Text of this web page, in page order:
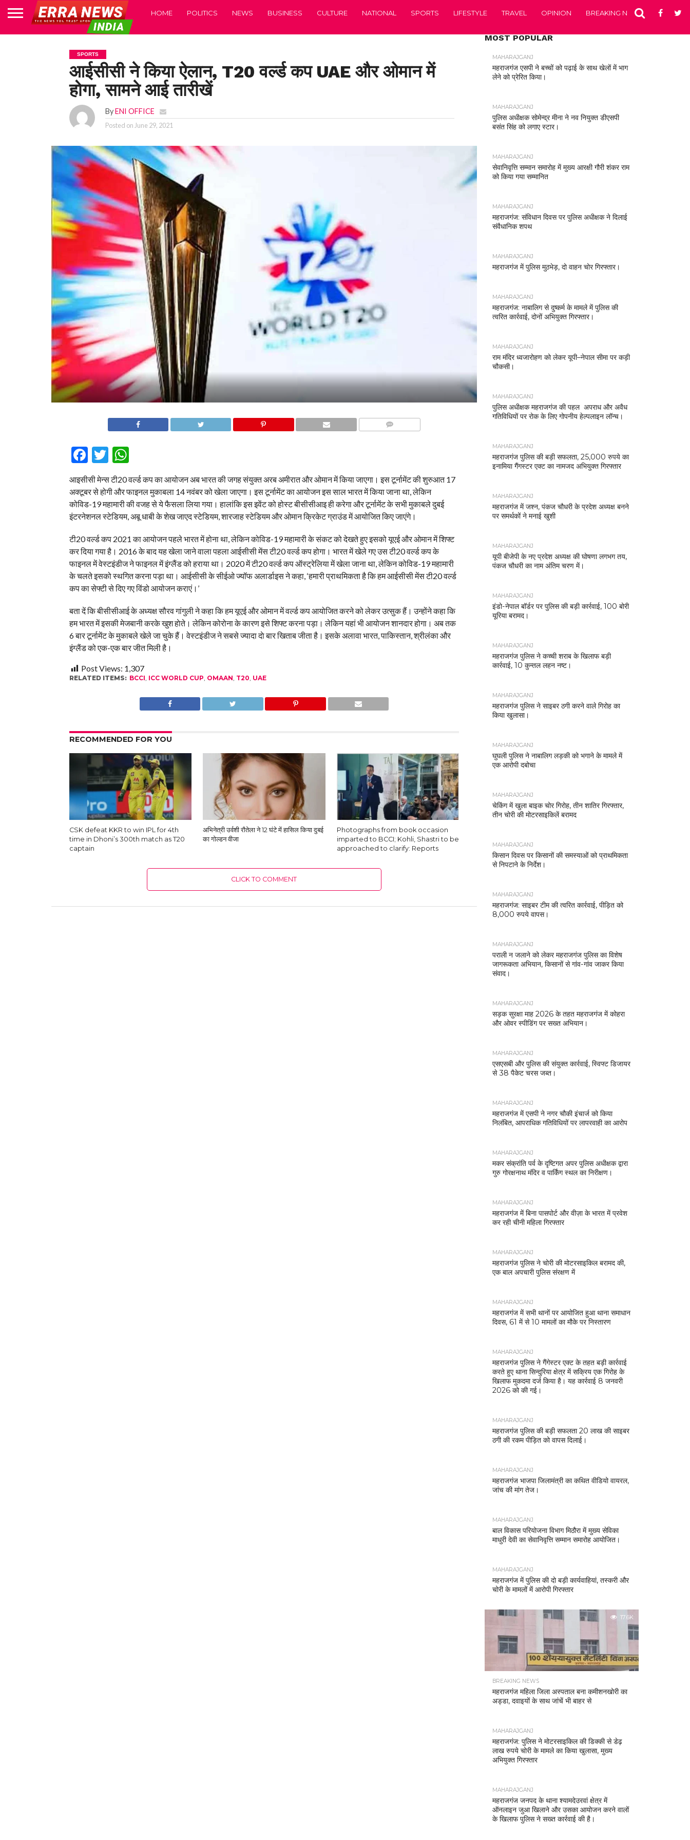
HOME POLITICS NEWS BUSINESS CULTURE NATIONAL SPORTS LIFESTYLE TRAVEL OPINION BREAKING NEWS
SPORTS
आईसीसी ने किया ऐलान, T20 वर्ल्ड कप UAE और ओमान में
होगा, सामने आई तारीखें
ByENI OFFICE
Posted on June 29, 2021
Facebook
Twitter
WhatsApp
आइसीसी मेन्स टी20 वर्ल्ड कप का आयोजन अब भारत की जगह संयुक्त अरब अमीरात और ओमान में किया जाएगा। इस टूर्नामेंट की शुरुआत 17
अक्टूबर से होगी और फाइनल मुकाबला 14 नवंबर को खेला जाएगा। इस टूर्नामेंट का आयोजन इस साल भारत में किया जाना था, लेकिन
कोविड-19 महामारी की वजह से ये फैसला लिया गया। हालांकि इस इवेंट को होस्ट बीसीसीआइ ही करेगा और टूर्नामेंट के सभी मुकाबले दुबई
इंटरनेशनल स्टेडियम, अबू धाबी के शेख जाएद स्टेडियम, शारजाह स्टेडियम और ओमान क्रिकेट ग्राउंड में आयोजित किए जाएंगे।
टी20 वर्ल्ड कप 2021 का आयोजन पहले भारत में होना था, लेकिन कोविड-19 महामारी के संकट को देखते हुए इसको यूएई और ओमान में शिफ्ट
कर दिया गया है। 2016 के बाद यह खेला जाने वाला पहला आईसीसी मेंस टी20 वर्ल्ड कप होगा। भारत में खेले गए उस टी20 वर्ल्ड कप के
फाइनल में वेस्टइंडीज ने फाइनल में इंग्लैंड को हराया था। 2020 में टी20 वर्ल्ड कप ऑस्ट्रेलिया में खेला जाना था, लेकिन कोविड-19 महामारी
के चलते इसको स्थगित करना पड़ा था। आईसीसी के सीईओ ज्यॉफ अलार्डाइस ने कहा, ‘हमारी प्राथमिकता है कि हम आईसीसी मेंस टी20 वर्ल्ड
कप का सेफ्टी से दिए गए विंडो आयोजन कराएं।’
बता दें कि बीसीसीआई के अध्यक्ष सौरव गांगुली ने कहा कि हम यूएई और ओमान में वर्ल्ड कप आयोजित करने को लेकर उत्सुक हैं। उन्होंने कहा कि
हम भारत में इसकी मेजबानी करके खुश हाेते। लेकिन कोरोना के कारण इसे शिफ्ट करना पड़ा। लेकिन यहां भी आयोजन शानदार होगा। अब तक
6 बार टूर्नामेंट के मुकाबले खेले जा चुके हैं। वेस्टइंडीज ने सबसे ज्यादा दाे बार खिताब जीता है। इसके अलावा भारत, पाकिस्तान, श्रीलंका और
इंग्लैंड को एक-एक बार जीत मिली है।
Post Views: 1,307
RELATED ITEMS: BCCI, ICC WORLD CUP, OMAAN, T20, UAE
RECOMMENDED FOR YOU
CSK defeat KKR to win IPL for 4th
time in Dhoni’s 300th match as T20
captain
अभिनेत्री उर्वशी रौतेला ने 12 घंटे में हासिल किया दुबई
का गोल्डन वीजा
Photographs from book occasion
imparted to BCCI; Kohli, Shastri to be
approached to clarify: Reports
CLICK TO COMMENT
MOST POPULAR
MAHARAJGANJ
महराजगंज एसपी ने बच्चों को पढ़ाई के साथ खेलों में भाग
लेने को प्रेरित किया।
MAHARAJGANJ
पुलिस अधीक्षक सोमेन्द्र मीना ने नव नियुक्त डीएसपी
बसंत सिंह को लगाए स्टार।
MAHARAJGANJ
सेवानिवृत्ति सम्मान समारोह में मुख्य आरक्षी गौरी शंकर राम
को किया गया सम्मानित
MAHARAJGANJ
महराजगंज: संविधान दिवस पर पुलिस अधीक्षक ने दिलाई
संवैधानिक शपथ
MAHARAJGANJ
महराजगंज में पुलिस मुठभेड़, दो वाहन चोर गिरफ्तार।
MAHARAJGANJ
महराजगंज: नाबालिग से दुष्कर्म के मामले में पुलिस की
त्वरित कार्रवाई, दोनों अभियुक्त गिरफ्तार।
MAHARAJGANJ
राम मंदिर ध्वजारोहण को लेकर यूपी–नेपाल सीमा पर कड़ी
चौकसी।
MAHARAJGANJ
पुलिस अधीक्षक महराजगंज की पहल अपराध और अवैध
गतिविधियों पर रोक के लिए गोपनीय हेल्पलाइन लॉन्च।
MAHARAJGANJ
महराजगंज पुलिस की बड़ी सफलता, 25,000 रुपये का
इनामिया गैंगस्टर एक्ट का नामजद अभियुक्त गिरफ्तार
MAHARAJGANJ
महराजगंज में जश्न, पंकज चौधरी के प्रदेश अध्यक्ष बनने
पर समर्थकों ने मनाई खुशी
MAHARAJGANJ
यूपी बीजेपी के नए प्रदेश अध्यक्ष की घोषणा लगभग तय,
पंकज चौधरी का नाम अंतिम चरण में।
MAHARAJGANJ
इंडो-नेपाल बॉर्डर पर पुलिस की बड़ी कार्रवाई, 100 बोरी
यूरिया बरामद।
MAHARAJGANJ
महराजगंज पुलिस ने कच्ची शराब के खिलाफ बड़ी
कार्रवाई, 10 कुन्तल लहन नष्ट।
MAHARAJGANJ
महराजगंज पुलिस ने साइबर ठगी करने वाले गिरोह का
किया खुलासा।
MAHARAJGANJ
घुघली पुलिस ने नाबालिग लड़की को भगाने के मामले में
एक आरोपी दबोचा
MAHARAJGANJ
चेकिंग में खुला बाइक चोर गिरोह, तीन शातिर गिरफ्तार,
तीन चोरी की मोटरसाइकिलें बरामद
MAHARAJGANJ
किसान दिवस पर किसानों की समस्याओं को प्राथमिकता
से निपटाने के निर्देश।
MAHARAJGANJ
महराजगंज: साइबर टीम की त्वरित कार्रवाई, पीड़ित को
8,000 रुपये वापस।
MAHARAJGANJ
पराली न जलाने को लेकर महराजगंज पुलिस का विशेष
जागरूकता अभियान, किसानों से गांव-गांव जाकर किया
संवाद।
MAHARAJGANJ
सड़क सुरक्षा माह 2026 के तहत महराजगंज में कोहरा
और ओवर स्पीडिंग पर सख्त अभियान।
MAHARAJGANJ
एसएसबी और पुलिस की संयुक्त कार्रवाई, स्विफ्ट डिजायर
से 38 पैकेट चरस जब्त।
MAHARAJGANJ
महराजगंज में एसपी ने नगर चौकी इंचार्ज को किया
निलंबित, आपराधिक गतिविधियों पर लापरवाही का आरोप
MAHARAJGANJ
मकर संक्रांति पर्व के दृष्टिगत अपर पुलिस अधीक्षक द्वारा
गुरु गोरक्षनाथ मंदिर व पार्किंग स्थल का निरीक्षण।
MAHARAJGANJ
महराजगंज में बिना पासपोर्ट और वीज़ा के भारत में प्रवेश
कर रही चीनी महिला गिरफ्तार
MAHARAJGANJ
महराजगंज पुलिस ने चोरी की मोटरसाइकिल बरामद की,
एक बाल अपचारी पुलिस संरक्षण में
MAHARAJGANJ
महराजगंज में सभी थानों पर आयोजित हुआ थाना समाधान
दिवस, 61 में से 10 मामलों का मौके पर निस्तारण
MAHARAJGANJ
महराजगंज पुलिस ने गैंगेस्टर एक्ट के तहत बड़ी कार्रवाई
करते हुए थाना सिन्दुरिया क्षेत्र में सक्रिय एक गिरोह के
खिलाफ मुकदमा दर्ज किया है। यह कार्रवाई 8 जनवरी
2026 को की गई।
MAHARAJGANJ
महराजगंज पुलिस की बड़ी सफलता 20 लाख की साइबर
ठगी की रकम पीड़ित को वापस दिलाई।
MAHARAJGANJ
महराजगंज भाजपा जिलामंत्री का कथित वीडियो वायरल,
जांच की मांग तेज।
MAHARAJGANJ
बाल विकास परियोजना विभाग मिठौरा में मुख्य सेविका
माधुरी देवी का सेवानिवृत्ति सम्मान समारोह आयोजित।
MAHARAJGANJ
महराजगंज में पुलिस की दो बड़ी कार्यवाहियां, तस्करी और
चोरी के मामलों में आरोपी गिरफ्तार
17.6K
BREAKING NEWS
महराजगंज महिला जिला अस्पताल बना कमीशनखोरी का
अड्डा, दवाइयों के साथ जांचें भी बाहर से
MAHARAJGANJ
महराजगंज: पुलिस ने मोटरसाइकिल की डिक्की से डेढ़
लाख रुपये चोरी के मामले का किया खुलासा, मुख्य
अभियुक्त गिरफ्तार
MAHARAJGANJ
महराजगंज जनपद के थाना श्यामदेउरवां क्षेत्र में
ऑनलाइन जुआ खिलाने और उसका आयोजन करने वालों
के खिलाफ पुलिस ने सख्त कार्रवाई की है।